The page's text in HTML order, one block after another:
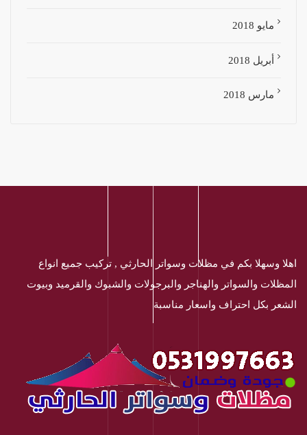
مايو 2018
أبريل 2018
مارس 2018
اهلا وسهلا بكم في مظلات وسواتر الحارثي , تركيب جميع انواع
المظلات والسواتر والهناجر والبرجولات والشبوك والقرميد وبيوت
الشعر بكل احتراف واسعار مناسبة